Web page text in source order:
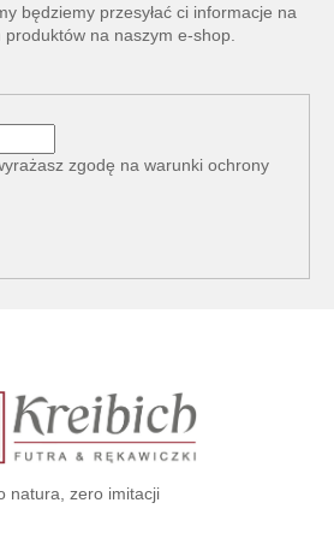
i
s
y
będziemy przesyłać ci informacje na
na naszym e-shop.
zgodę na warunki ochrony
natura, zero imitacji